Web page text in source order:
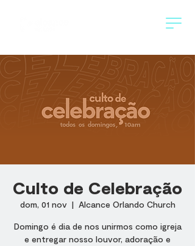
Culto de Celebração
dom, 01 nov
  |
Alcance Orlando Church
Domingo é dia de nos unirmos como igreja
e entregar nosso louvor, adoração e